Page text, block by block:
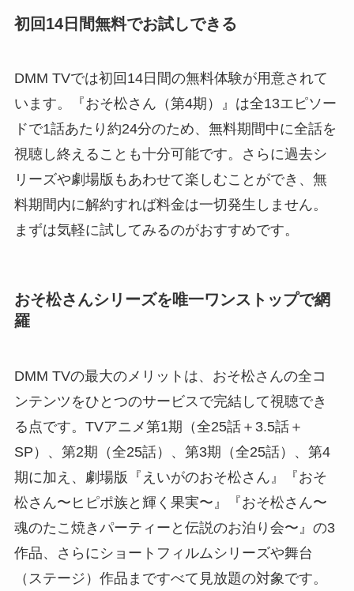
初回14日間無料でお試しできる
DMM TVでは初回14日間の無料体験が用意されて
います。『おそ松さん（第4期）』は全13エピソー
ドで1話あたり約24分のため、無料期間中に全話を
視聴し終えることも十分可能です。さらに過去シ
リーズや劇場版もあわせて楽しむことができ、無
料期間内に解約すれば料金は一切発生しません。
まずは気軽に試してみるのがおすすめです。
おそ松さんシリーズを唯一ワンストップで網
羅
DMM TVの最大のメリットは、おそ松さんの全コ
ンテンツをひとつのサービスで完結して視聴でき
る点です。TVアニメ第1期（全25話＋3.5話＋
SP）、第2期（全25話）、第3期（全25話）、第4
期に加え、劇場版『えいがのおそ松さん』『おそ
松さん〜ヒピポ族と輝く果実〜』『おそ松さん〜
魂のたこ焼きパーティーと伝説のお泊り会〜』の3
作品、さらにショートフィルムシリーズや舞台
（ステージ）作品まですべて見放題の対象です。